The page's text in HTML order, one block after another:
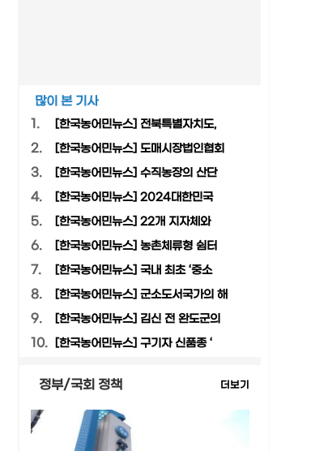
많이 본 기사
1.
[한국농어민뉴스] 전북특별자치도,
2. [한국농어민뉴스] 도매시장법인협회
3. [한국농어민뉴스] 수직농장의 산단
4. [한국농어민뉴스] 2024대한민국
5. [한국농어민뉴스] 22개 지자체와
6. [한국농어민뉴스] 농촌체류형 쉼터
7. [한국농어민뉴스] 국내 최초 ‘중소
8. [한국농어민뉴스] 군소도서국가의 해
9. [한국농어민뉴스] 김신 전 완도군의
10. [한국농어민뉴스] 구기자 신품종 ‘
정부/국회 정책 더보기